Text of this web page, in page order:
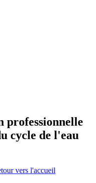
professionnelle
cycle de l'eau